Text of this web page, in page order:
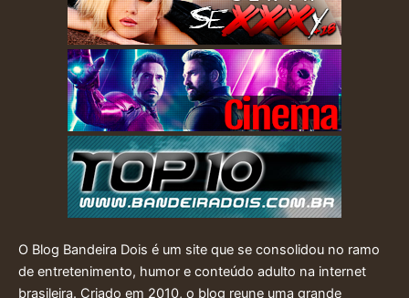
O Blog Bandeira Dois é um site que se consolidou no ramo
de entretenimento, humor e conteúdo adulto na internet
brasileira. Criado em 2010, o blog reune uma grande